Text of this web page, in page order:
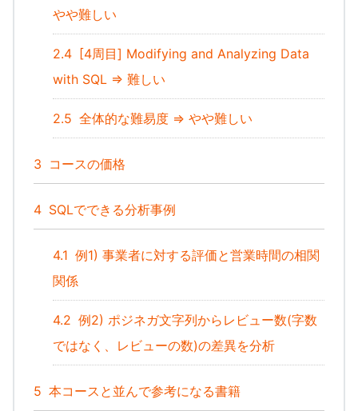
やや難しい
2.4 [4周目] Modifying and Analyzing Data
with SQL => 難しい
2.5 全体的な難易度 => やや難しい
3 コースの価格
4 SQLでできる分析事例
4.1 例1) 事業者に対する評価と営業時間の相関
関係
4.2 例2) ポジネガ文字列からレビュー数(字数
ではなく、レビューの数)の差異を分析
5 本コースと並んで参考になる書籍